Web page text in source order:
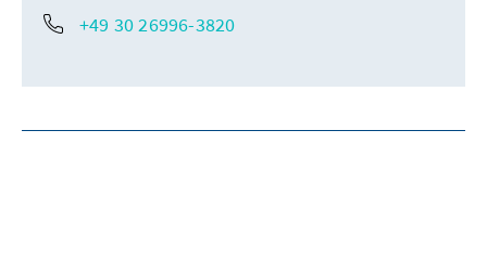
+49 30 26996-3820